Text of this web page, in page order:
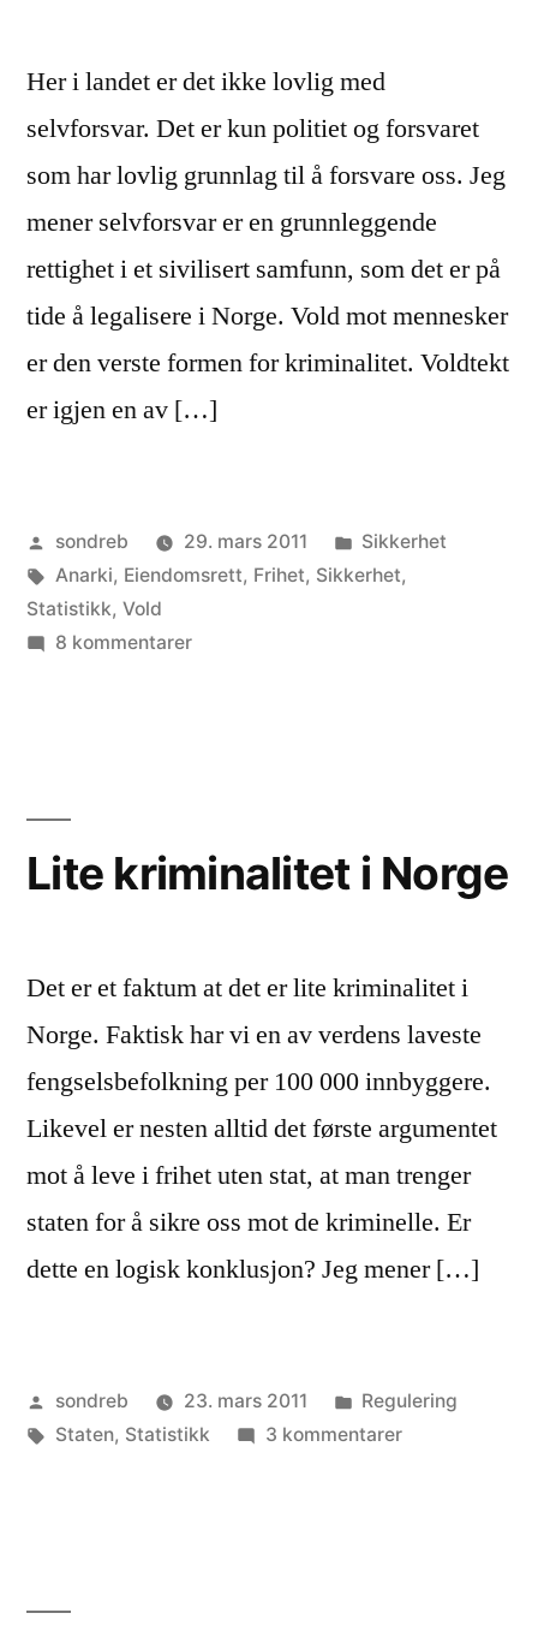
Her i landet er det ikke lovlig med
selvforsvar. Det er kun politiet og forsvaret
som har lovlig grunnlag til å forsvare oss. Jeg
mener selvforsvar er en grunnleggende
rettighet i et sivilisert samfunn, som det er på
tide å legalisere i Norge. Vold mot mennesker
er den verste formen for kriminalitet. Voldtekt
er igjen en av […]
Publisert
av
sondreb 29. mars 2011
Publisert
i
Sikkerhet
Stikkord:
Anarki, Eiendomsrett, Frihet, Sikkerhet,
Statistikk, Vold
8 kommentarertil
Lite kriminalitet i Norge
Det er et faktum at det er lite kriminalitet i
Norge. Faktisk har vi en av verdens laveste
fengselsbefolkning per 100 000 innbyggere.
Likevel er nesten alltid det første argumentet
mot å leve i frihet uten stat, at man trenger
staten for å sikre oss mot de kriminelle. Er
dette en logisk konklusjon? Jeg mener […]
Publisert
av
sondreb 23. mars 2011
Publisert
i
Regulering
Stikkord:
Staten, Statistikk 3 kommentarertil